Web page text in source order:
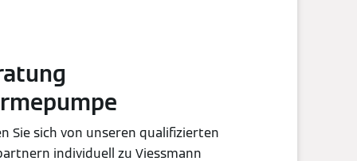
Sie sich von unseren qualifizierten
individuell zu Viessmann